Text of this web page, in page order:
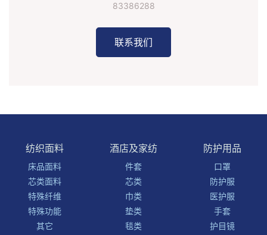
83386288
联系我们
纺织面料
床品面料
芯类面料
特殊纤维
特殊功能
其它
酒店及家纺
件套
芯类
巾类
垫类
毯类
防护用品
口罩
防护服
医护服
手套
护目镜